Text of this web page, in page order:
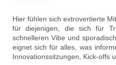
Hier fühlen sich extrovertierte
für diejenigen, die sich für
schnelleren Vibe und
eignet sich für alles, was
Innovationssitzungen, Kick-offs